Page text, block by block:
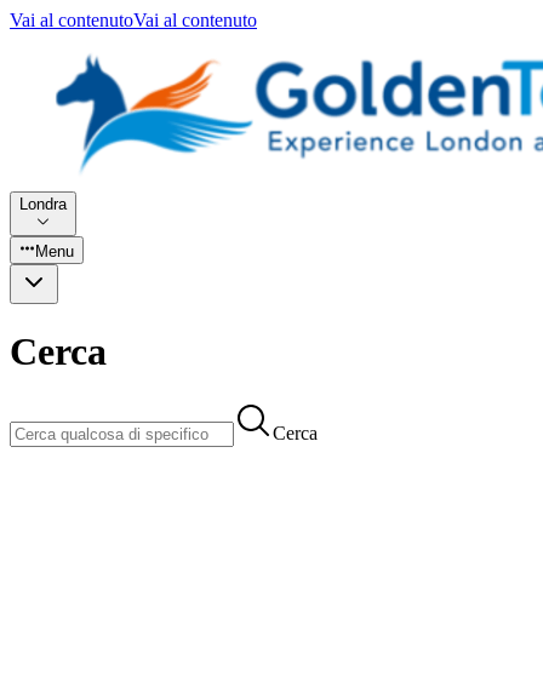
Vai al contenutoVai al contenuto
Londra
Menu
Cerca
Cerca